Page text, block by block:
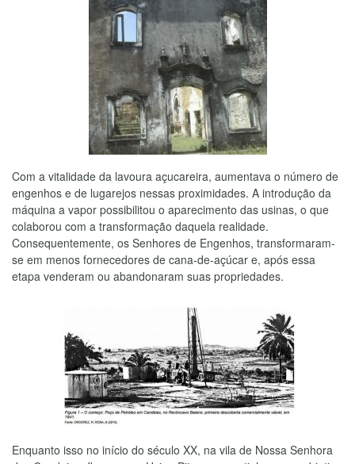
Com a vitalidade da lavoura açucareira, aumentava o número de
engenhos e de lugarejos nessas proximidades. A introdução da
máquina a vapor possibilitou o aparecimento das usinas, o que
colaborou com a transformação daquela realidade.
Consequentemente, os Senhores de Engenhos, transformaram-
se em menos fornecedores de cana-de-açúcar e, após essa
etapa venderam ou abandonaram suas propriedades.
Enquanto isso no início do século XX, na vila de Nossa Senhora